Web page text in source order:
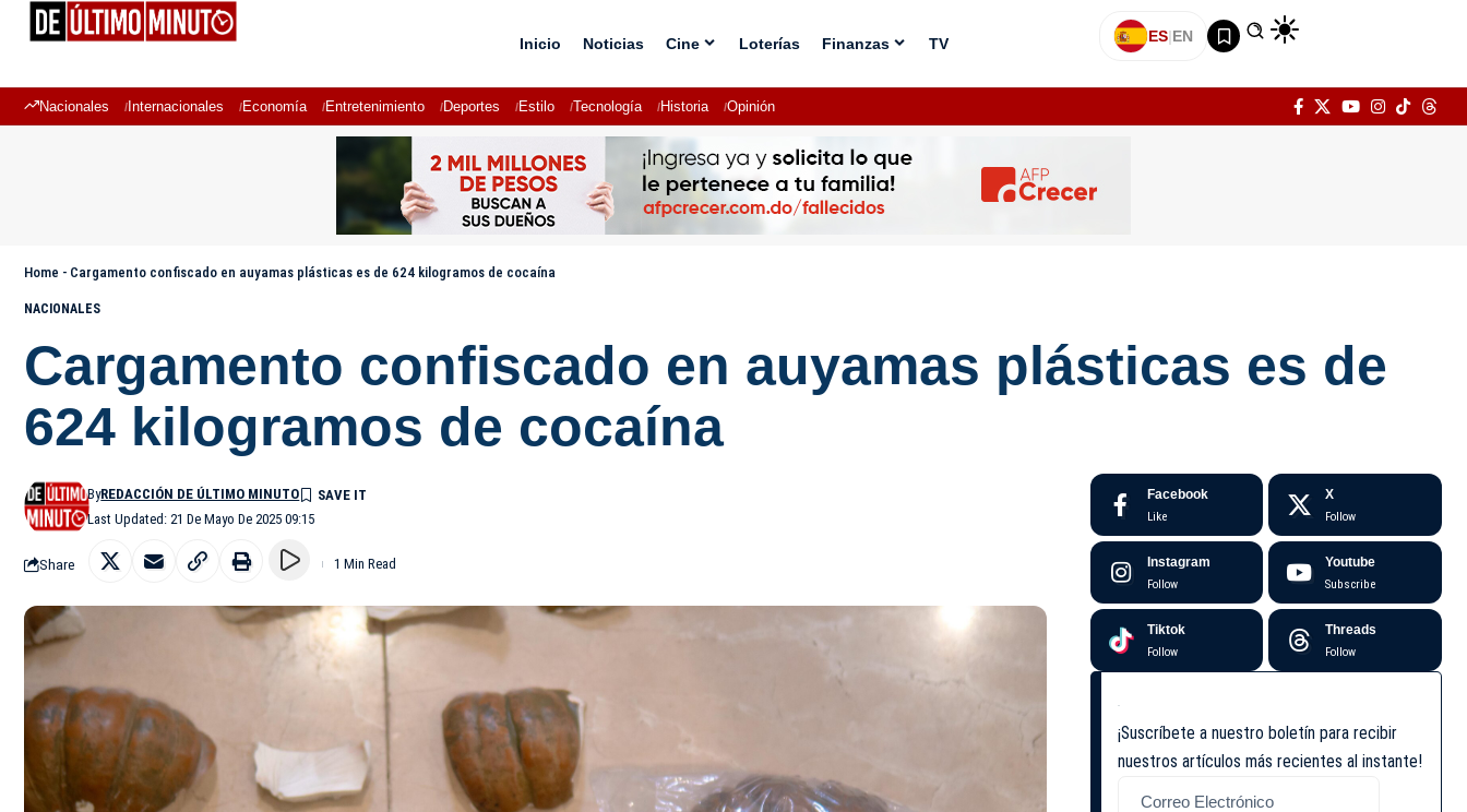
Inicio Noticias Cine Loterías Finanzas TV ES|EN
Nacionales Internacionales Economía Entretenimiento Deportes Estilo Tecnología Historia Opinión
Home - Cargamento confiscado en auyamas plásticas es de 624 kilogramos de cocaína
NACIONALES
Cargamento confiscado en auyamas plásticas es de
624 kilogramos de cocaína
Last Updated: 21 De Mayo De 2025 09:15
ByREDACCIÓN DE ÚLTIMO MINUTO
Share 1 Min Read
Facebook
Like
X
Follow
Instagram
Follow
Youtube
Subscribe
Tiktok
Follow
Threads
Follow
¡Suscríbete a nuestro boletín para recibir
nuestros artículos más recientes al instante!